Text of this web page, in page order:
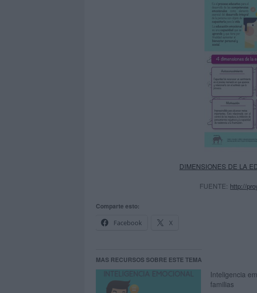
DIMENSIONES DE LA
FUENTE: http://
Comparte esto:
Facebook
X
MAS RECURSOS SOBRE ESTE TEMA
Inteligencia
familias